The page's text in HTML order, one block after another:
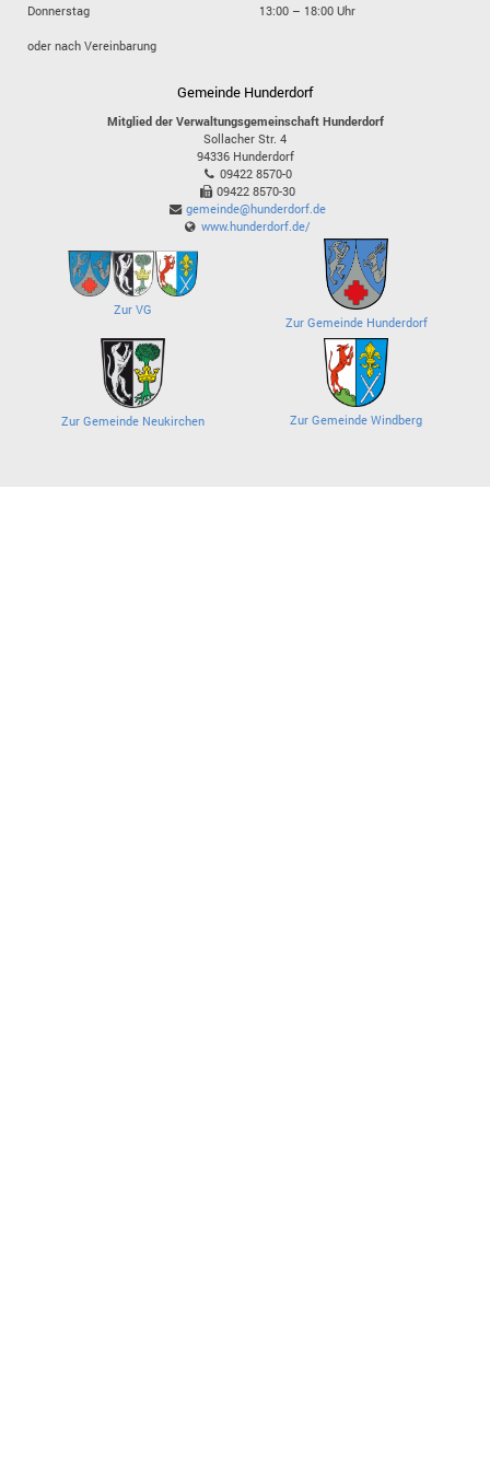
Donnerstag
13:00 – 18:00 Uhr
oder nach Vereinbarung
Gemeinde Hunderdorf
Mitglied der Verwaltungsgemeinschaft Hunderdorf
Sollacher Str. 4
94336 Hunderdorf
09422 8570-0
09422 8570-30
gemeinde@hunderdorf.de
www.hunderdorf.de/
Zur VG
Zur Gemeinde Hunderdorf
Zur Gemeinde Neukirchen Zur Gemeinde Windberg